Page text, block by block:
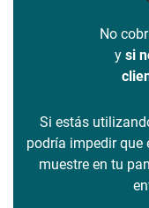
No
y si
Si estás
podría impedir
muestre en tu